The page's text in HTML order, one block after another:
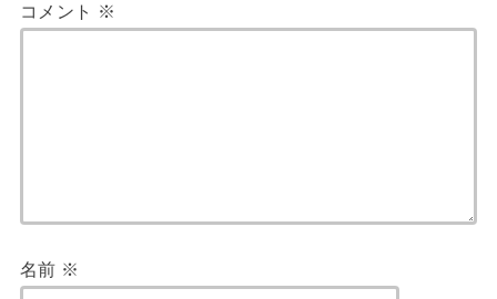
コメント ※
名前 ※